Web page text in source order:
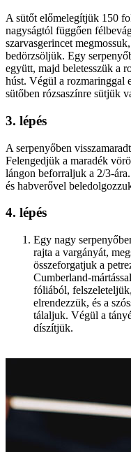
A sütőt előmelegítjük 150
nagyságtól függően
szarvasgerincet
bedörzsöljük. Egy
együtt, majd beletesszük a
húst. Végül a rozmaringgal
sütőben rózsaszínre sütjük
3. lépés
A serpenyőben
Felengedjük a maradék
lángon beforraljuk a 2/3-
és habverővel
4. lépés
Egy nagy
rajta a vargányát,
összeforgatjuk a
Cumberland-
fóliából,
elrendezzük, és a
tálaljuk. Végül a
díszítjük.